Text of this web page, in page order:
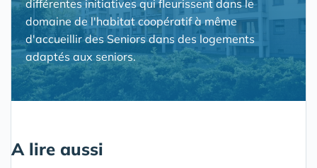
différentes initiatives qui fleurissent dans le
domaine de l'habitat coopératif à même
d'accueillir des Seniors dans des logements
adaptés aux seniors.
A lire aussi